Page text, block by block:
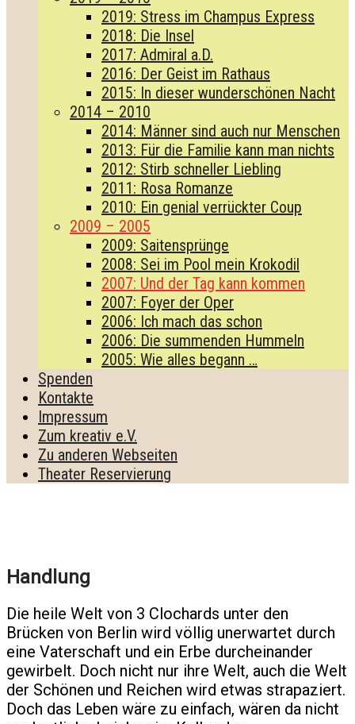
2019: Stress im Champus Express
2018: Die Insel
2017: Admiral a.D.
2016: Der Geist im Rathaus
2015: In dieser wunderschönen Nacht
2014 – 2010
2014: Männer sind auch nur Menschen
2013: Für die Familie kann man nichts
2012: Stirb schneller Liebling
2011: Rosa Romanze
2010: Ein genial verrückter Coup
2009 – 2005
2009: Saitensprünge
2008: Sei im Pool mein Krokodil
2007: Und der Tag kann kommen
2007: Foyer der Oper
2006: Ich mach das schon
2006: Die summenden Hummeln
2005: Wie alles begann …
Spenden
Kontakte
Impressum
Zum kreativ e.V.
Zu anderen Webseiten
Theater Reservierung
Handlung
Die heile Welt von 3 Clochards unter den
Brücken von Berlin wird völlig unerwartet durch
eine Vaterschaft und ein Erbe durcheinander
gewirbelt. Doch nicht nur ihre Welt, auch die Welt
der Schönen und Reichen wird etwas strapaziert.
Doch das Leben wäre zu einfach, wären da nicht